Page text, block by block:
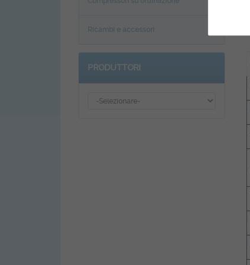
Ricambi e accessori
PRODUTTORI